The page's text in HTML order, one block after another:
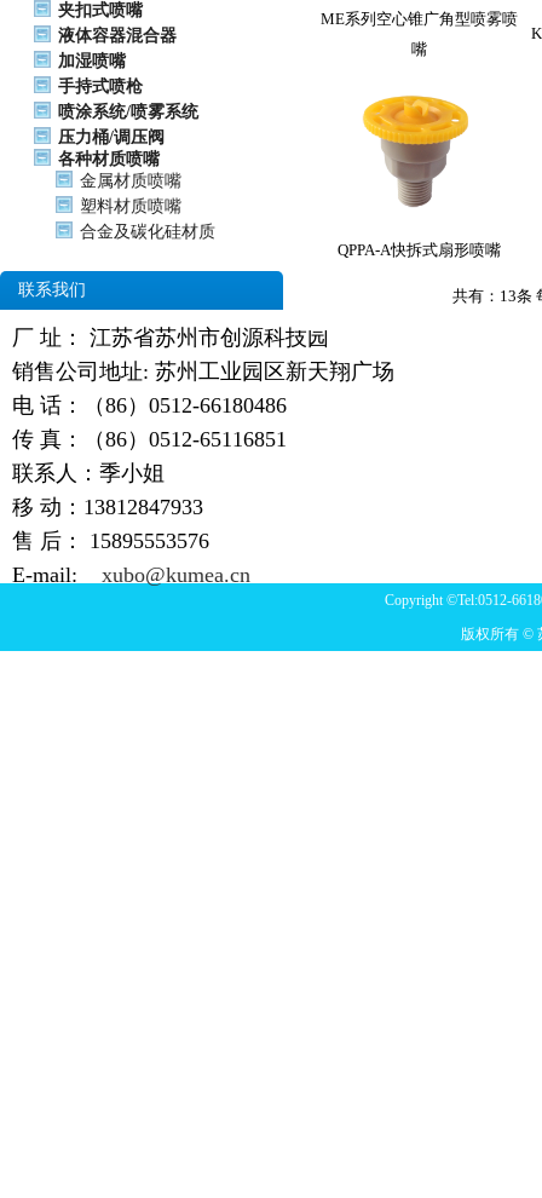
夹扣式喷嘴
液体容器混合器
加湿喷嘴
手持式喷枪
喷涂系统/喷雾系统
压力桶/调压阀
各种材质喷嘴
金属材质喷嘴
塑料材质喷嘴
合金及碳化硅材质
联系我们
厂 址： 江苏省苏州市创源科技园
销售公司地址: 苏州工业园区新天翔广场
电 话：（86）0512-66180486
传 真：（86）0512-65116851
联系人：季小姐
移 动：13812847933
售 后： 15895553576
E-mail: xubo@kumea.cn
ME系列空心锥广角型喷雾喷
嘴
QPPA-A快拆式扇形喷嘴
共有： 13条
Copyright ©Tel:0512-
版权所有 ©